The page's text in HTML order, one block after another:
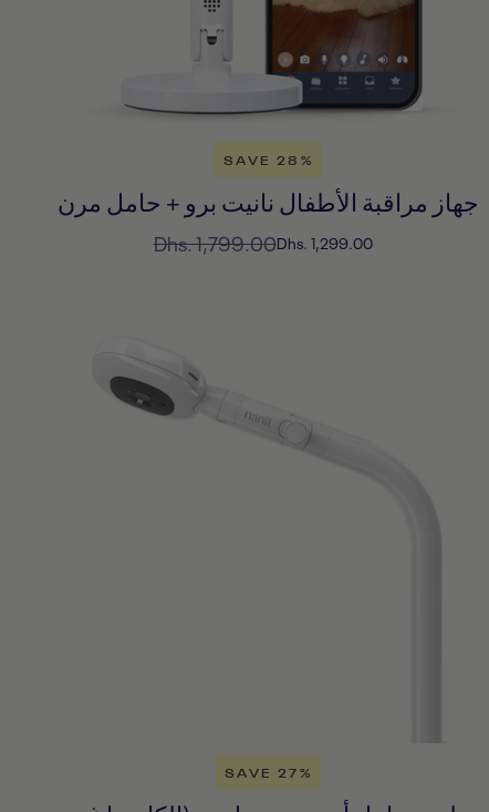
SAVE 28%
جهاز مراقبة الأطفال نانيت برو + حامل مرن
السعر
Dhs. 1,299.00السعر
Dhs. 1,799.00
SAVE 27%